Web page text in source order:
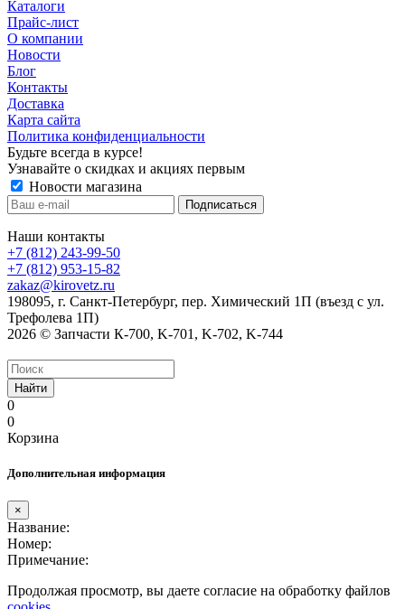
Каталоги
Прайс-лист
О компании
Новости
Блог
Контакты
Доставка
Карта сайта
Политика конфиденциальности
Будьте всегда в курсе!
Узнавайте о скидках и акциях первым
Новости магазина
Наши контакты
+7 (812) 243-99-50
+7 (812) 953-15-82
zakaz@kirovetz.ru
198095, г. Санкт-Петербург, пер. Химический 1П (въезд с ул.
Трефолева 1П)
2026 © Запчасти К-700, K-701, K-702, K-744
Найти
0
0
Корзина
Дополнительная информация
×
Название:
Номер:
Примечание:
Продолжая просмотр, вы даете согласие на обработку файлов